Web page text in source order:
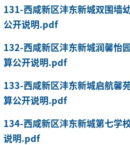
131-西咸新区沣东新城双围墙
公开说明.pdf
132-西咸新区沣东新城润馨怡
算公开说明.pdf
133-西咸新区沣东新城启航馨
算公开说明.pdf
134-西咸新区沣东新城第七学
说明.pdf